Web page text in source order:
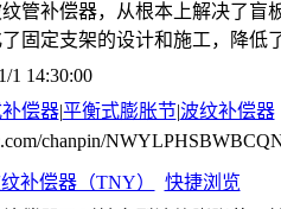
管补偿器，从根本上解决了盲
固定支架的设计和施工，降低
1 14:30:00
偿器|平衡式膨胀节|波纹补偿器
chanpin/
补偿器（TNY）
快捷浏览